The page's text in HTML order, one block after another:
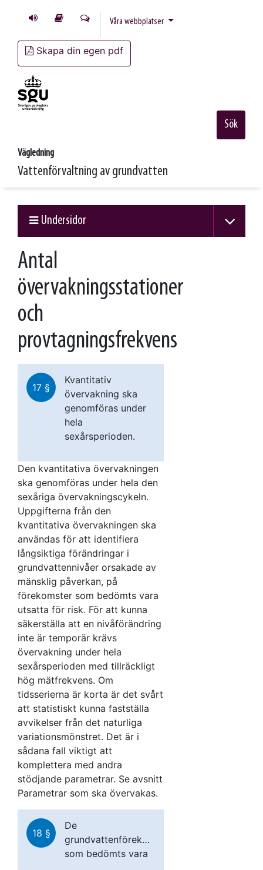
Våra webbplatser
Skapa din egen pdf
Vägledning
Vattenförvaltning av grundvatten
Sök
Undersidor
Antal
övervakningsstationer
och
provtagningsfrekvens
17 §
Kvantitativ
övervakning ska
genomföras under
hela
sexårsperioden.
Den kvantitativa övervakningen
ska genomföras under hela den
sexåriga övervakningscykeln.
Uppgifterna från den
kvantitativa övervakningen ska
användas för att identifiera
långsiktiga förändringar i
grundvattennivåer orsakade av
mänsklig påverkan, på
förekomster som bedömts vara
utsatta för risk. För att kunna
säkerställa att en nivåförändring
inte är temporär krävs
övervakning under hela
sexårsperioden med tillräckligt
hög mätfrekvens. Om
tidsserierna är korta är det svårt
att statistiskt kunna fastställa
avvikelser från det naturliga
variationsmönstret. Det är i
sådana fall viktigt att
komplettera med andra
stödjande parametrar. Se avsnitt
Parametrar som ska övervakas.
18 §
De
grundvattenförekomster
som bedömts vara